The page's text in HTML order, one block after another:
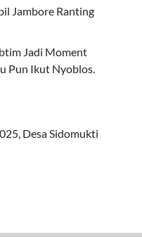
Jambore Ranting
Jadi Moment
Pun Ikut Nyoblos.
Desa Sidomukti